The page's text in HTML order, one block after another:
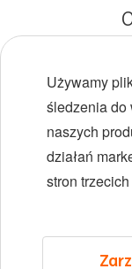
Używamy
śledzenia do
naszych
działań
stron trzecich